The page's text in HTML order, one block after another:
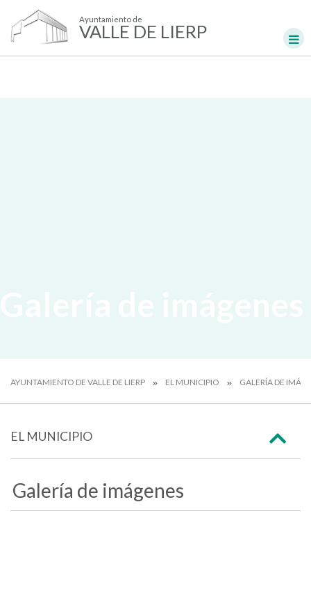
Ayuntamiento de
VALLE DE LIERP
AYUNTAMIENTO DE VALLE DE LIERP EL MUNICIPIO GALERÍA DE
EL MUNICIPIO
Galería de imágenes